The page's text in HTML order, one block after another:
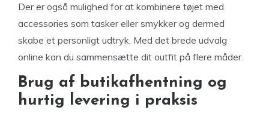
Der er også mulighed for at kombinere tøjet med
accessories som tasker eller smykker og dermed
skabe et personligt udtryk. Med det brede udvalg
online kan du sammensætte dit outfit på flere måder.
Brug af butikafhentning og
hurtig levering i praksis